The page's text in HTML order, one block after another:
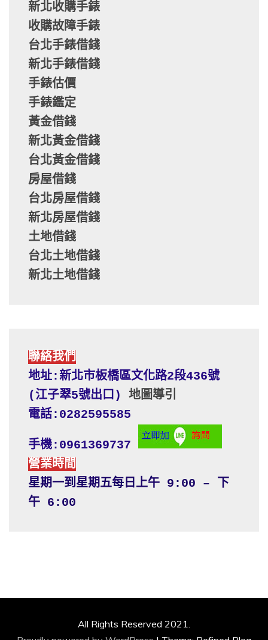
新北收購手錶
收購故障手錶
台北手錶借錢
新北手錶借錢
手錶估價
手錶鑑定
黃金借錢
新北黃金借錢
台北黃金借錢
房屋借錢
台北房屋借錢
新北房屋借錢
土地借錢
台北土地借錢
新北土地借錢
聯絡我們
地址:新北市板橋區文化路2段436號
(江子翠5號出口) 地圖導引
電話:0282595585
手機:0961369737
營業時間
星期一到星期五每日上午 9:00 – 下
午 6:00
All Rights Reserved 2021.